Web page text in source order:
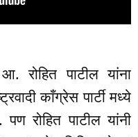
रोहित पाटील यांना
काँग्रेस पार्टी मध्ये
रोहित पाटील यांनी